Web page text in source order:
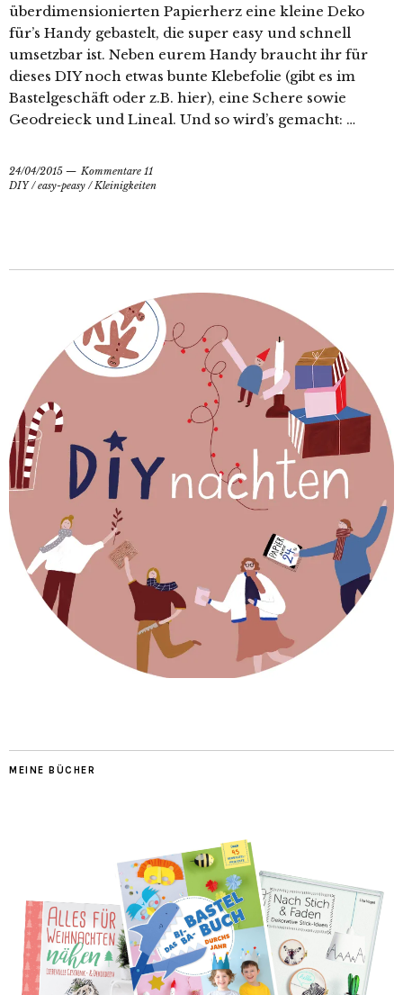
überdimensionierten Papierherz eine kleine Deko
für’s Handy gebastelt, die super easy und schnell
umsetzbar ist. Neben eurem Handy braucht ihr für
dieses DIY noch etwas bunte Klebefolie (gibt es im
Bastelgeschäft oder z.B. hier), eine Schere sowie
Geodreieck und Lineal. Und so wird’s gemacht: …
24/04/2015
Kommentare 11
DIY/easy-peasy /Kleinigkeiten
MEINE BÜCHER